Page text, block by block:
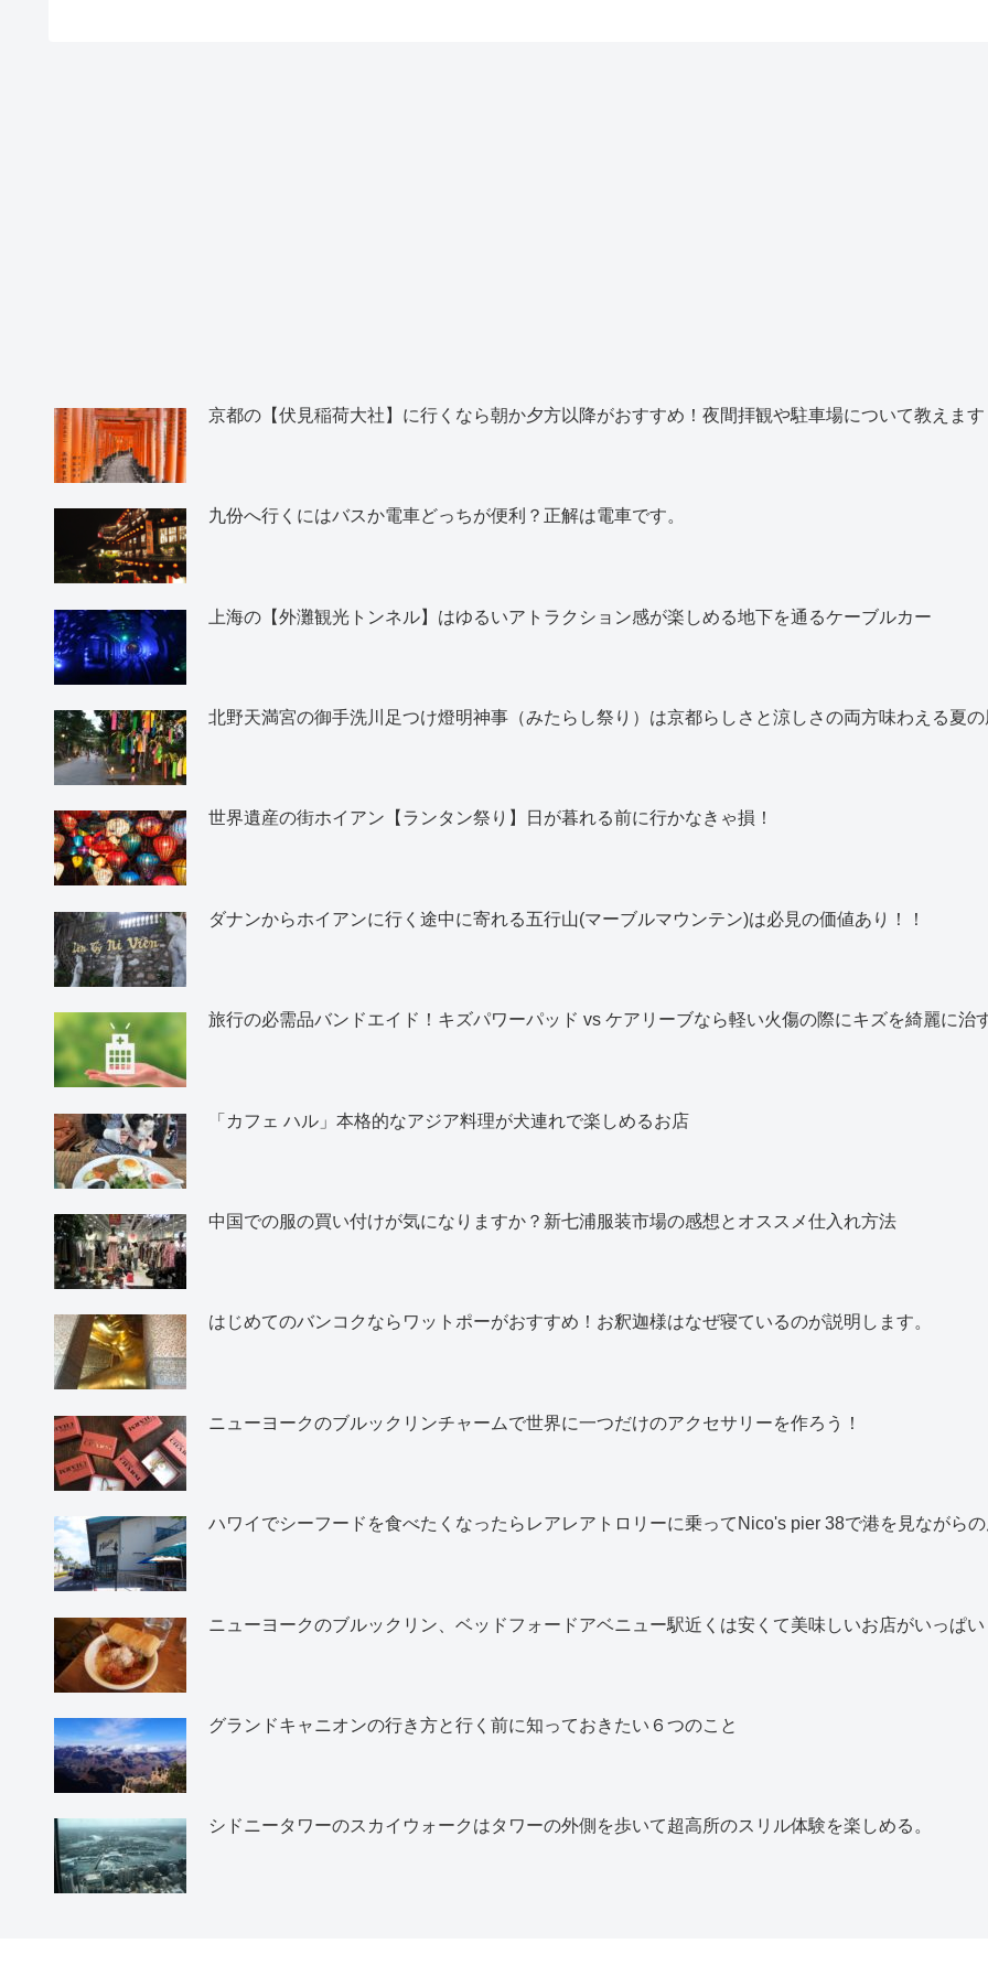
京都の【伏見稲荷大社】に行くなら朝か夕方以降がおすすめ！夜間拝観や駐車場について教えます
九份へ行くにはバスか電車どっちが便利？正解は電車です。
上海の【外灘観光トンネル】はゆるいアトラクション感が楽しめる地下を通るケーブルカー
北野天満宮の御手洗川足つけ燈明神事（みたらし祭り）は京都らしさと涼しさの両方味わえる夏
世界遺産の街ホイアン【ランタン祭り】日が暮れる前に行かなきゃ損！
ダナンからホイアンに行く途中に寄れる五行山(マーブルマウンテン)は必見の価値あり！！
旅行の必需品バンドエイド！キズパワーパッド vs ケアリーブなら軽い火傷の際にキズを綺麗に治
「カフェ ハル」本格的なアジア料理が犬連れで楽しめるお店
中国での服の買い付けが気になりますか？新七浦服装市場の感想とオススメ仕入れ方法
はじめてのバンコクならワットポーがおすすめ！お釈迦様はなぜ寝ているのが説明します。
ニューヨークのブルックリンチャームで世界に一つだけのアクセサリーを作ろう！
ハワイでシーフードを食べたくなったらレアレアトロリーに乗ってNico's pier 38で港を見ながら
ニューヨークのブルックリン、ベッドフォードアベニュー駅近くは安くて美味しいお店がいっぱい
グランドキャニオンの行き方と行く前に知っておきたい６つのこと
シドニータワーのスカイウォークはタワーの外側を歩いて超高所のスリル体験を楽しめる。